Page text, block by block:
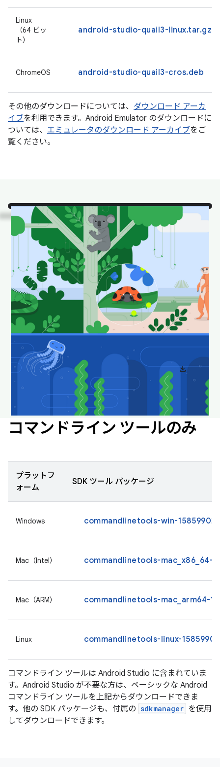
Linux
（64 ビッ
ト）
android-studio-quail3-linux.tar.gz
ChromeOS android-studio-quail3-cros.deb
その他のダウンロードについては、 ダウンロード アーカ
イブを利用できます。Android Emulator のダウンロードに
ついては、 エミュレータのダウンロード アーカイブをご
覧ください。
ご覧ください。 自然の生
息環境にいる、Android
Studio の人気動物たちで
す。
ダウンロードして壁紙として設定すると、デスクト
ップを楽しい雰囲気に保つことができます。
Android Studio の壁紙をダウンロード download
コマンドライン ツールのみ
プラットフ
ォーム
SDK ツール パッケージ
Windows commandlinetools-win-
Mac（Intel） commandlinetools-mac_x86_64-
Mac（ARM） commandlinetools-mac_arm64-
Linux commandlinetools-linux-
コマンドライン ツールは Android Studio に含まれていま
す。Android Studio が不要な方は、ベーシックな Android
コマンドライン ツールを上記からダウンロードできま
す。他の SDK パッケージも、付属の sdkmanager を使用
してダウンロードできます。